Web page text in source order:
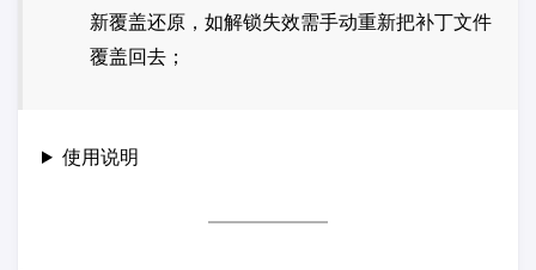
新覆盖还原，如解锁失效需手动重新把补丁文件
覆盖回去；
使用说明